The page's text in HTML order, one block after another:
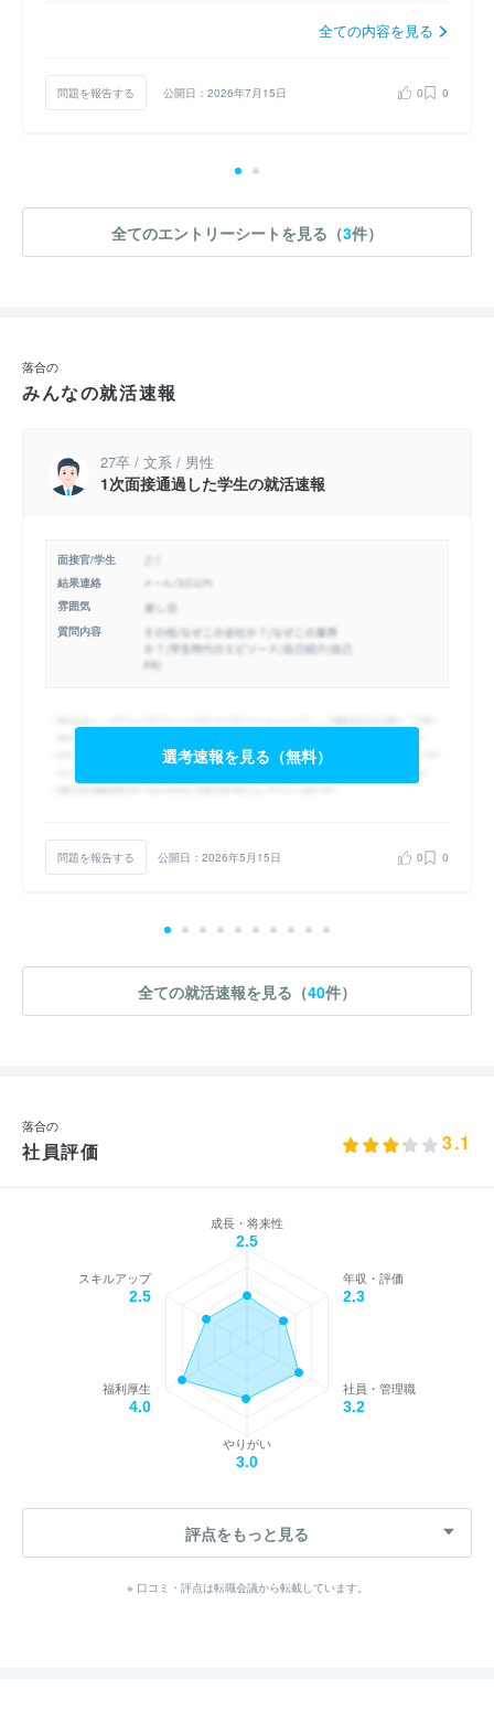
全ての内容を見る
問題を報告する 公開日：2026年7月15日 0 0
全てのエントリーシートを見る（3件）
落合の
みんなの就活速報
27卒 / 文系 / 男性
1次面接通過した学生の就活速報
面接官/学生
結果連絡
雰囲気
質問内容
選考速報を見る（無料）
問題を報告する 公開日：2026年5月15日 0 0
全ての就活速報を見る（40件）
落合の
社員評価 3.1
成長・将来性
2.5
年収・評価
2.3
社員・管理職
3.2
やりがい
3.0
福利厚生
4.0
スキルアップ
2.5
評点をもっと見る
※ 口コミ・評点は転職会議から転載しています。